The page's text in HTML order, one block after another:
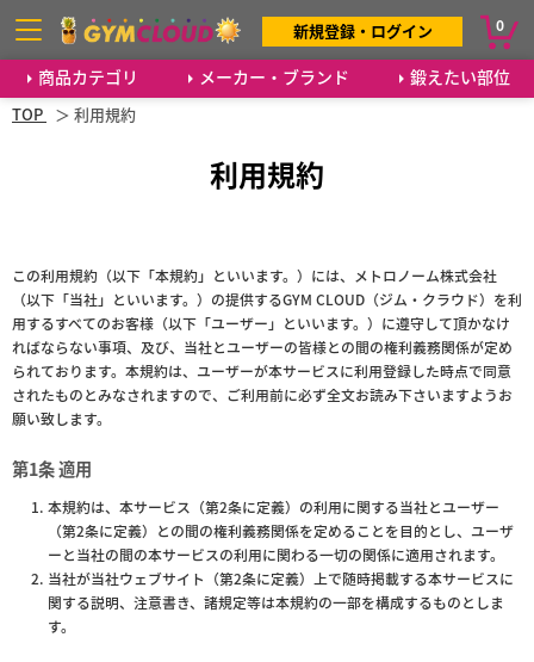
商品カテゴリ メーカー・ブランド 鍛えたい部位
新規登録・ログイン 0
TOP 利用規約
利用規約
この利用規約（以下「本規約」といいます。）には、メトロノーム株式会社
（以下「当社」といいます。）の提供するGYM CLOUD（ジム・クラウド）を利
用するすべてのお客様（以下「ユーザー」といいます。）に遵守して頂かなけ
ればならない事項、及び、当社とユーザーの皆様との間の権利義務関係が定め
られております。本規約は、ユーザーが本サービスに利用登録した時点で同意
されたものとみなされますので、ご利用前に必ず全文お読み下さいますようお
願い致します。
第1条 適用
本規約は、本サービス（第2条に定義）の利用に関する当社とユーザー
（第2条に定義）との間の権利義務関係を定めることを目的とし、ユーザ
ーと当社の間の本サービスの利用に関わる一切の関係に適用されます。
当社が当社ウェブサイト（第2条に定義）上で随時掲載する本サービスに
関する説明、注意書き、諸規定等は本規約の一部を構成するものとしま
す。